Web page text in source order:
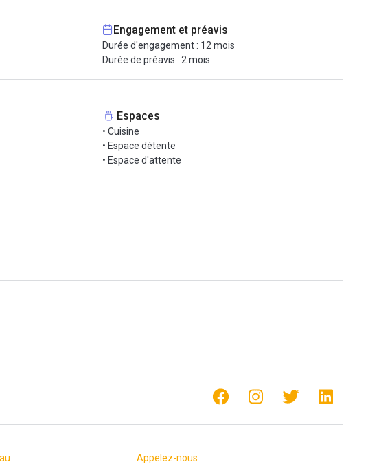
Engagement et préavis
Durée d'engagement : 12 mois
Durée de préavis : 2 mois
Espaces
• Cuisine
• Espace détente
• Espace d'attente
Appelez-nous